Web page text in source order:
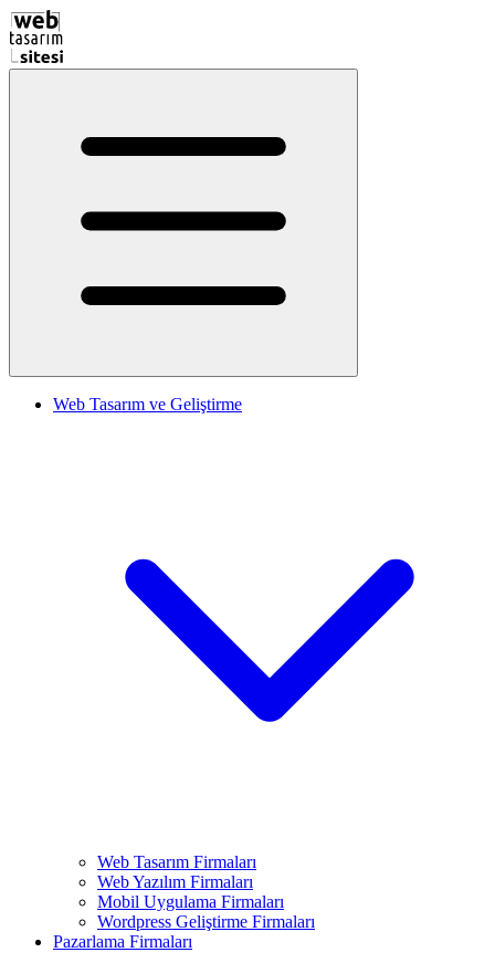
Web Tasarım ve Geliştirme
Web Tasarım Firmaları
Web Yazılım Firmaları
Mobil Uygulama Firmaları
Wordpress Geliştirme Firmaları
Pazarlama Firmaları